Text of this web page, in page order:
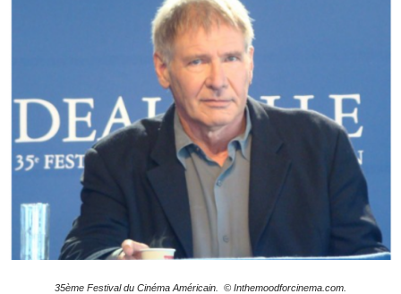
35ème Festival du Cinéma Américain. © Inthemoodforcinema.com.